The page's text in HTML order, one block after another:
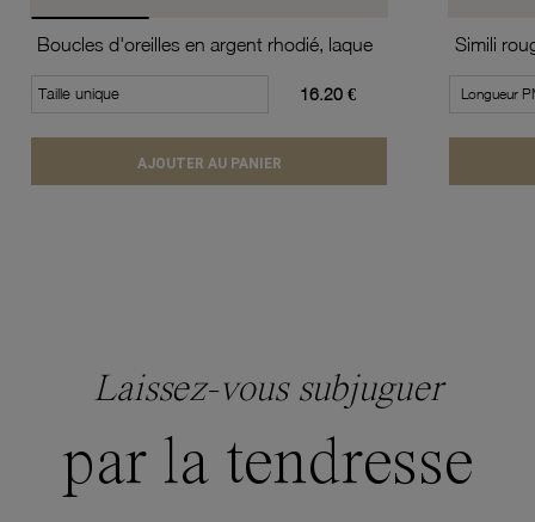
Boucles d'oreilles en argent rhodié, laque
Taille unique 16.20 €
AJOUTER AU PANIER
Laissez-vous subjuguer
par la tendresse